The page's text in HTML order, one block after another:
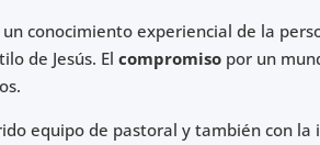
conocimiento experiencial de la
de Jesús. El compromiso por un
equipo de pastoral y también con